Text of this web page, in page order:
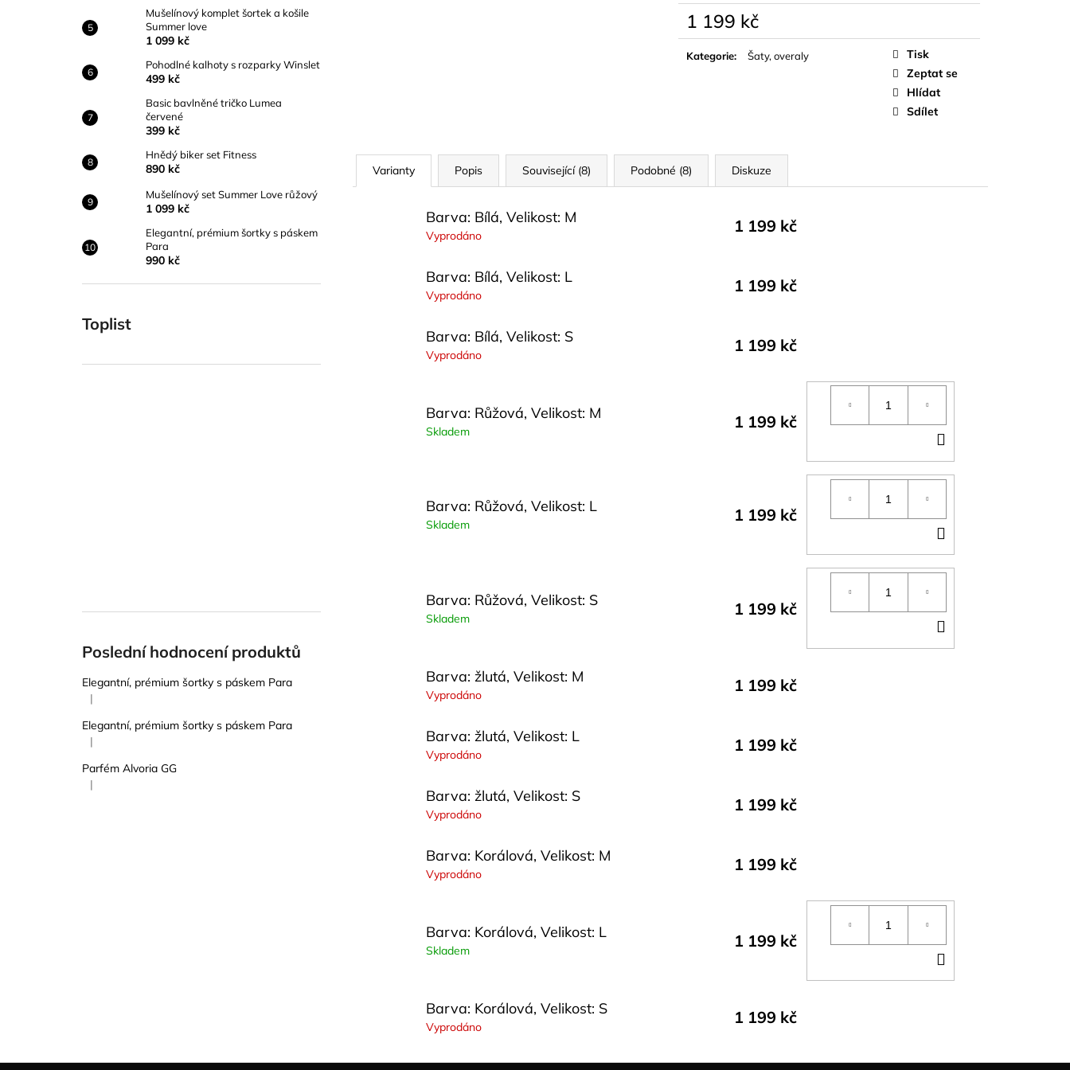
Mušelínový komplet šortek a košile
Summer love
1 099 kč
Pohodlné kalhoty s rozparky Winslet
499 kč
Basic bavlněné tričko Lumea
červené
399 kč
Hnědý biker set Fitness
890 kč
Mušelínový set Summer Love růžový
1 099 kč
Elegantní, prémium šortky s páskem
Para
990 kč
Toplist
Poslední hodnocení produktů
Elegantní, prémium šortky s páskem Para
Hodnocení produktu je 5 z 5 hvězdiček.
|
Elegantní, prémium šortky s páskem Para
Hodnocení produktu je 5 z 5 hvězdiček.
|
Parfém Alvoria GG
Hodnocení produktu je 5 z 5 hvězdiček.
|
1 199 kč
Měrná
cena:
Kategorie: Šaty, overaly
Tisk
Zeptat se
Hlídat
Sdílet
Varianty Popis Související (8) Podobné (8) Diskuze
Barva: Bílá, Velikost: M
Vyprodáno 1 199 kč
Barva: Bílá, Velikost: L
Vyprodáno 1 199 kč
Barva: Bílá, Velikost: S
Vyprodáno 1 199 kč
Barva: Růžová, Velikost: M
Skladem 1 199 kč
KOŠÍKU
Barva: Růžová, Velikost: L
Skladem 1 199 kč
KOŠÍKU
Barva: Růžová, Velikost: S
Skladem 1 199 kč
KOŠÍKU
Barva: žlutá, Velikost: M
Vyprodáno 1 199 kč
Barva: žlutá, Velikost: L
Vyprodáno 1 199 kč
Barva: žlutá, Velikost: S
Vyprodáno 1 199 kč
Barva: Korálová, Velikost: M
Vyprodáno 1 199 kč
Barva: Korálová, Velikost: L
Skladem 1 199 kč
KOŠÍKU
Barva: Korálová, Velikost: S
Vyprodáno 1 199 kč